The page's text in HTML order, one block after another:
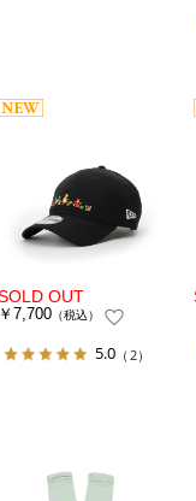
￥7,700 （税込）
5.0 （2）